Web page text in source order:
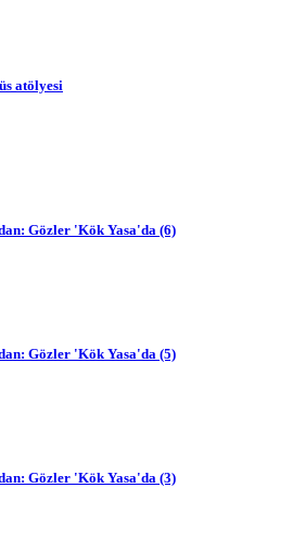
atölyesi
Gözler 'Kök Yasa'da (6)
Gözler 'Kök Yasa'da (5)
Gözler 'Kök Yasa'da (3)